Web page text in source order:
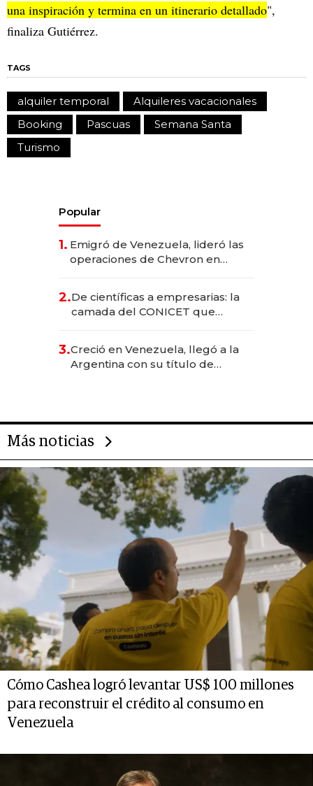
una inspiración y termina en un itinerario detallado",
finaliza Gutiérrez.
TAGS
alquiler temporal
Alquileres vacacionales
Booking
Pascuas
Semana Santa
Turismo
Popular
1. Emigró de Venezuela, lideró las
operaciones de Chevron en
2.De científicas a empresarias: la
camada del CONICET que
3.Creció en Venezuela, llegó a la
Argentina con su título de
Más noticias
Cómo Cashea logró levantar US$ 100 millones
para reconstruir el crédito al consumo en
Venezuela